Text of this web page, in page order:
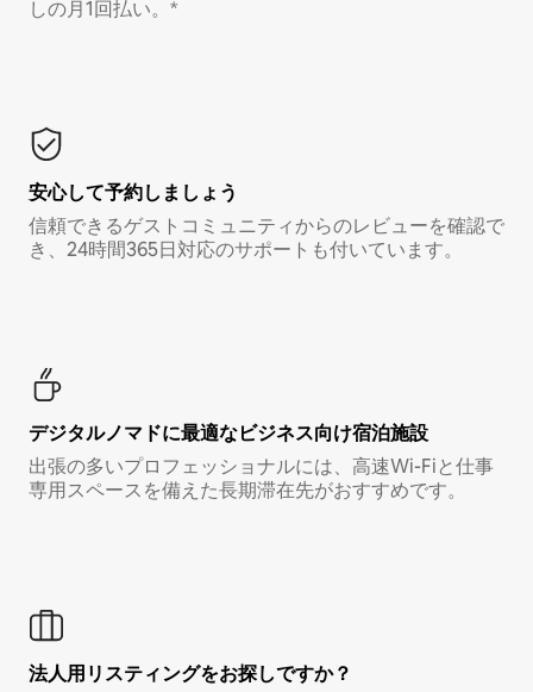
しの月1回払い。*
安心して予約しましょう
信頼できるゲストコミュニティからのレビューを確認で
き、24時間365日対応のサポートも付いています。
デジタルノマド⁠に最⁠適⁠なビ⁠ジ⁠ネ⁠ス⁠向⁠け宿⁠泊⁠施⁠設
出張の多いプロフェッショナルには、高速Wi-Fiと仕事
専用スペースを備えた長期滞在先がおすすめです。
法人用リスティングをお探しですか？